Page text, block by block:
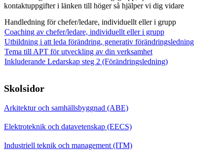
kontaktuppgifter i länken till höger så hjälper vi dig vidare
Handledning för chefer/ledare, individuellt eller i grupp
Coaching av chefer/ledare, individuellt eller i grupp
Utbildning i att leda förändring, generativ förändringsledning
Tema till APT för utveckling av din verksamhet
Inkluderande Ledarskap steg 2 (Förändringsledning)
Skolsidor
Arkitektur och samhällsbyggnad (ABE)
Elektroteknik och datavetenskap (EECS)
Industriell teknik och management (ITM)